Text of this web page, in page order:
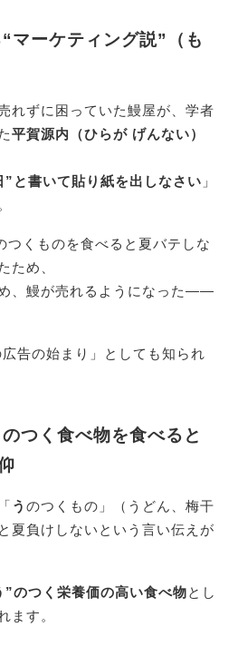
マーケティング説”（も
れずに困っていた鰻屋が、学者
平賀源内（ひらが げんない）
と書いて貼り紙を出しなさい 」
つくものを食べると夏バテしな
ため、
、鰻が売れるようになった――
告の始まり」としても知られ
つく食べ物を食べると
うのつくもの」（うどん、梅干
夏負けしないという言い伝えが
”のつく栄養価の高い食べ物とし
ます。